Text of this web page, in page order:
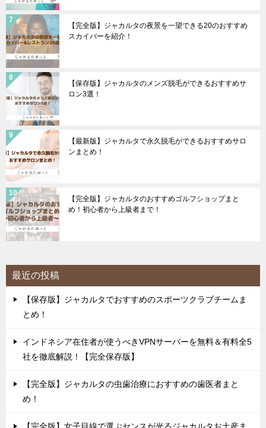
【完全版】ジャカルタの夜景を一望できる20のおすすめ
スカイバーを紹介！
【保存版】ジャカルタのメンズ脱毛ができるおすすめサ
ロン3選！
【最新版】ジャカルタで永久脱毛ができるおすすめサロ
ンまとめ！
【完全版】ジャカルタのおすすめゴルフショップまと
め！初心者から上級者まで！
最近の投稿
【保存版】ジャカルタでおすすめのスポーツクラブチームま
とめ！
インドネシア在住者が使うべきVPNサーバーを無料＆有料全5
社を徹底解説！【完全保存版】
【完全版】ジャカルタの虫歯治療におすすめの歯医者まと
め！